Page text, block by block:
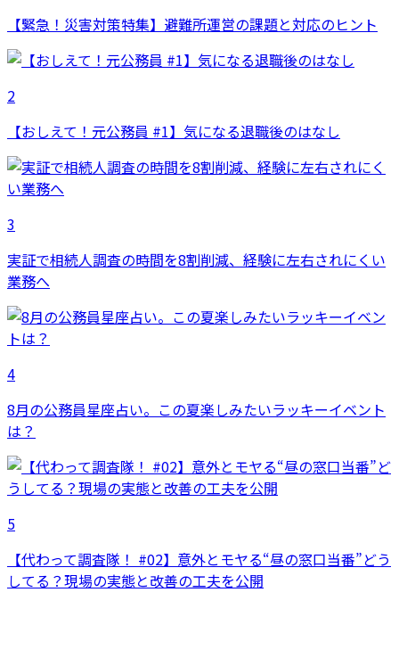
【緊急！災害対策特集】避難所運営の課題と対応のヒント
2
【おしえて！元公務員 #1】気になる退職後のはなし
3
実証で相続人調査の時間を8割削減、経験に左右されにくい
業務へ
4
8月の公務員星座占い。この夏楽しみたいラッキーイベント
は？
5
【代わって調査隊！ #02】意外とモヤる“昼の窓口当番”どう
してる？現場の実態と改善の工夫を公開